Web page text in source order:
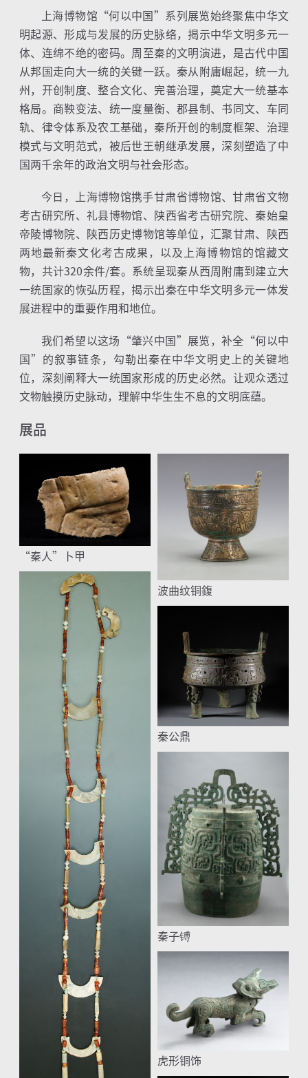
上海博物馆“何以中国”系列展览始终聚焦中华文
明起源、形成与发展的历史脉络，揭示中华文明多元一
体、连绵不绝的密码。周至秦的文明演进，是古代中国
从邦国走向大一统的关键一跃。秦从附庸崛起，统一九
州，开创制度、整合文化、完善治理，奠定大一统基本
格局。商鞅变法、统一度量衡、郡县制、书同文、车同
轨、律令体系及农工基础，秦所开创的制度框架、治理
模式与文明范式，被后世王朝继承发展，深刻塑造了中
国两千余年的政治文明与社会形态。
今日，上海博物馆携手甘肃省博物馆、甘肃省文物
考古研究所、礼县博物馆、陕西省考古研究院、秦始皇
帝陵博物院、陕西历史博物馆等单位，汇聚甘肃、陕西
两地最新秦文化考古成果，以及上海博物馆的馆藏文
物，共计320余件/套。系统呈现秦从西周附庸到建立大
一统国家的恢弘历程，揭示出秦在中华文明多元一体发
展进程中的重要作用和地位。
我们希望以这场“肇兴中国” 展览，补全“何以中
国”的叙事链条，勾勒出秦在中华文明史上的关键地
位，深刻阐释大一统国家形成的历史必然。让观众透过
文物触摸历史脉动，理解中华生生不息的文明底蕴。
展品
“秦人”卜甲
波曲纹铜鍑
秦公鼎
秦子镈
虎形铜饰